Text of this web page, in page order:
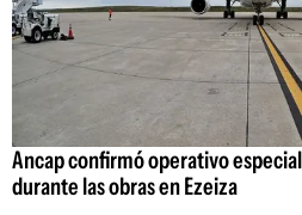
Ancap confirmó operativo
durante las obras en Ezeiza